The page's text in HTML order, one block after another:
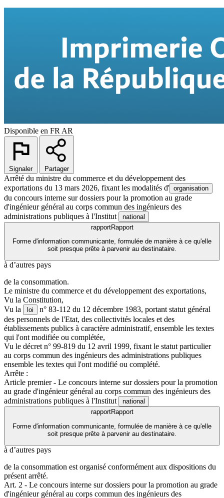
Disponible en FR AR
Signaler Partager
Arrêté du ministre du commerce et du développement des
exportations du 13 mars 2026, fixant les modalités d' organisation
du concours interne sur dossiers pour la promotion au grade
d'ingénieur général au corps commun des ingénieurs des
administrations publiques à l'Institut
national
rapportRapport
Forme d'information communicante, formulée de manière à ce qu'elle
soit presque prête à parvenir au destinataire.
à d’autres pays
de la consommation.
Le ministre du commerce et du développement des exportations,
Vu la Constitution,
Vu la
loi
n° 83-112 du 12 décembre 1983, portant statut général
des personnels de l'Etat, des collectivités locales et des
établissements publics à caractère administratif, ensemble les textes
qui l'ont modifiée ou complétée,
Vu le décret n° 99-819 du 12 avril 1999, fixant le statut particulier
au corps commun des ingénieurs des administrations publiques
ensemble les textes qui l'ont modifié ou complété.
Arrête :
Article premier - Le concours interne sur dossiers pour la promotion
au grade d'ingénieur général au corps commun des ingénieurs des
administrations publiques à l'Institut
national
rapportRapport
Forme d'information communicante, formulée de manière à ce qu'elle
soit presque prête à parvenir au destinataire.
à d’autres pays
de la consommation est organisé conformément aux dispositions du
présent arrêté.
Art. 2 - Le concours interne sur dossiers pour la promotion au grade
d'ingénieur général au corps commun des ingénieurs des